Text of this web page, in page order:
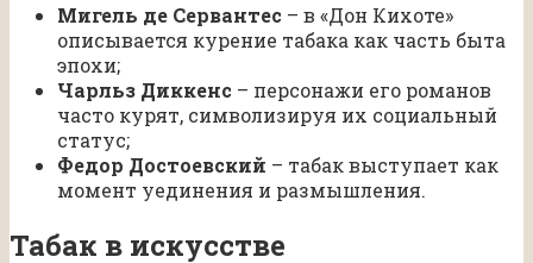
Мигель де Сервантес – в «Дон Кихоте»
описывается курение табака как часть быта
эпохи;
Чарльз Диккенс – персонажи его романов
часто курят, символизируя их социальный
статус;
Федор Достоевский – табак выступает как
момент уединения и размышления.
Табак в искусстве